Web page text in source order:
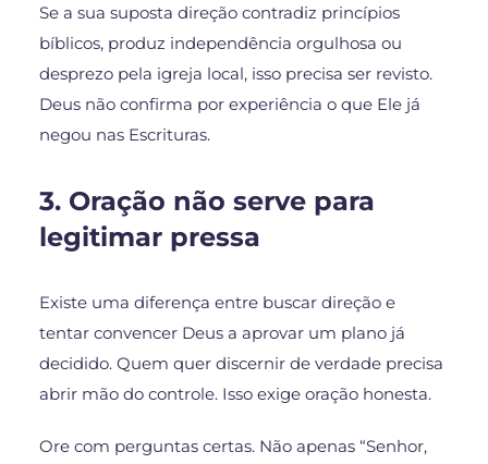
Se a sua suposta direção contradiz princípios
bíblicos, produz independência orgulhosa ou
desprezo pela igreja local, isso precisa ser revisto.
Deus não confirma por experiência o que Ele já
negou nas Escrituras.
3. Oração não serve para
legitimar pressa
Existe uma diferença entre buscar direção e
tentar convencer Deus a aprovar um plano já
decidido. Quem quer discernir de verdade precisa
abrir mão do controle. Isso exige oração honesta.
Ore com perguntas certas. Não apenas “Senhor,